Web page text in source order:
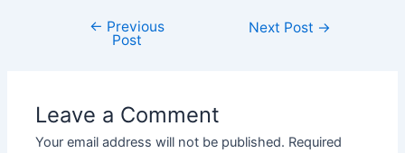
← Previous
Post
Next Post →
Leave a Comment
Your email address will not be published. Required